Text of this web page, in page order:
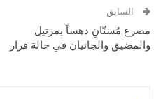
السابق
مصرع مُسنّانِ دهساً بمرتيل
والمضيق والجانيان في حالة فرار